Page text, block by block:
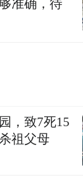
准确，待
，致7死15
祖父母